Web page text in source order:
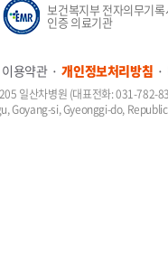
보건복지부 전자의무기록시
인증 의료기관
이용약관 개인정보처리방침
일산차병원 (대표전화: 031-782-
Goyang-si, Gyeonggi-do,